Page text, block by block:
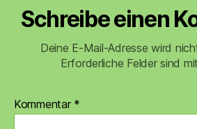
Schreibe einen
Deine E-Mail-Adresse wird
Erforderliche Felder sind mit
Kommentar *